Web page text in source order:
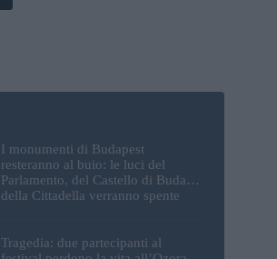
I monumenti di Budapest
resteranno al buio: le luci del
Parlamento, del Castello di Buda e
della Cittadella verranno spente
Tragedia: due partecipanti al